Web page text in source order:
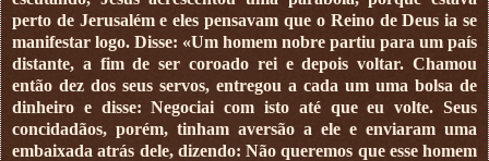
perto de Jerusalém e eles pensavam que o Reino de Deus ia se
manifestar logo. Disse: «Um homem nobre partiu para um país
distante, a fim de ser coroado rei e depois voltar. Chamou
então dez dos seus servos, entregou a cada um uma bolsa de
dinheiro e disse: Negociai com isto até que eu volte. Seus
concidadãos, porém, tinham aversão a ele e enviaram uma
embaixada atrás dele, dizendo: Não queremos que esse homem